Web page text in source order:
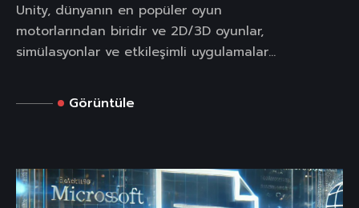
Unity, dünyanın en popüler oyun
motorlarından biridir ve 2D/3D oyunlar,
simülasyonlar ve etkileşimli uygulamalar...
Görüntüle